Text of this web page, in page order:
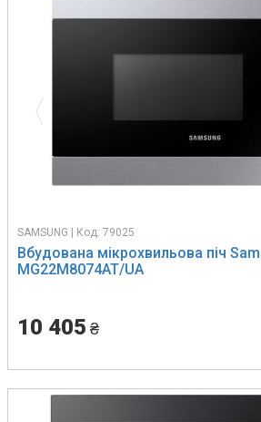
Previous
SAMSUNG | Код: 79025
Вбудована мікрохвильова піч
MG22M8074AT/UA
10 405 ₴